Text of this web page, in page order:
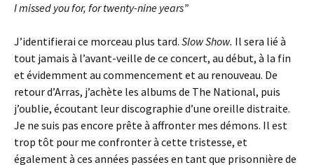
I missed you for, for twenty-nine years”
J’identifierai ce morceau plus tard. Slow Show. Il sera lié à
tout jamais à l’avant-veille de ce concert, au début, à la fin
et évidemment au commencement et au renouveau. De
retour d’Arras, j’achète les albums de The National, puis
j’oublie, écoutant leur discographie d’une oreille distraite.
Je ne suis pas encore prête à affronter mes démons. Il est
trop tôt pour me confronter à cette tristesse, et
également à ces années passées en tant que prisonnière de